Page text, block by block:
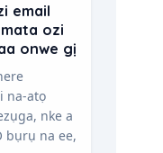
email
ozi
onwe gị
na-atọ
nke a
bụrụ na ee,